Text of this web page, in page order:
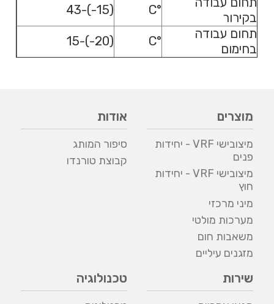
בקירור
°C
(15-)-43
תחום עבודה
בחימום
°C
(20-)-15
מוצרים
מיצובישי VRF - יחידות
פנים
מיצובישי VRF - יחידות
חוץ
מיני מרכזי
מערכות מולטי
משאבות חום
מזגנים עיליים
אודות
סיפור המותג
קבוצת טורנדו
שירות טכנולוגיה